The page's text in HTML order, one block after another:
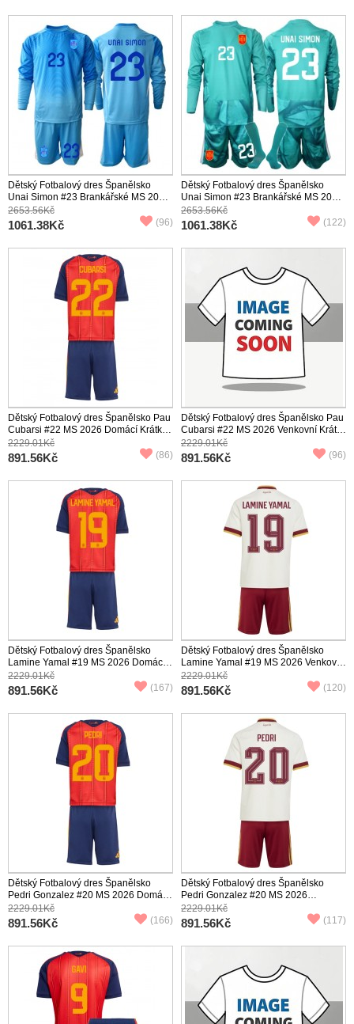
Dětský Fotbalový dres Španělsko
Unai Simon #23 Brankářské MS 2026
Domácí Dlouhý Rukáv (+ trenýrky)
2653.56Kč
1061.38Kč (96)
Dětský Fotbalový dres Španělsko
Unai Simon #23 Brankářské MS 2026
Venkovní Dlouhý Rukáv (+ trenýrky)
2653.56Kč
1061.38Kč (122)
Dětský Fotbalový dres Španělsko Pau
Cubarsi #22 MS 2026 Domácí Krátký
Rukáv (+ trenýrky)
2229.01Kč
891.56Kč (86)
Dětský Fotbalový dres Španělsko Pau
Cubarsi #22 MS 2026 Venkovní Krátký
Rukáv (+ trenýrky)
2229.01Kč
891.56Kč (96)
Dětský Fotbalový dres Španělsko
Lamine Yamal #19 MS 2026 Domácí
Krátký Rukáv (+ trenýrky)
2229.01Kč
891.56Kč (167)
Dětský Fotbalový dres Španělsko
Lamine Yamal #19 MS 2026 Venkovní
Krátký Rukáv (+ trenýrky)
2229.01Kč
891.56Kč (120)
Dětský Fotbalový dres Španělsko
Pedri Gonzalez #20 MS 2026 Domácí
Krátký Rukáv (+ trenýrky)
2229.01Kč
891.56Kč (166)
Dětský Fotbalový dres Španělsko
Pedri Gonzalez #20 MS 2026
Venkovní Krátký Rukáv (+ trenýrky)
2229.01Kč
891.56Kč (117)